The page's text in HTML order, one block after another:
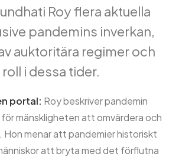
Roy flera aktuella
pandemins inverkan,
auktoritära regimer och
i dessa tider.
portal: Roy beskriver pandemin
mänskligheten att omvärdera och
Hon menar att pandemier historiskt
att bryta med det förflutna